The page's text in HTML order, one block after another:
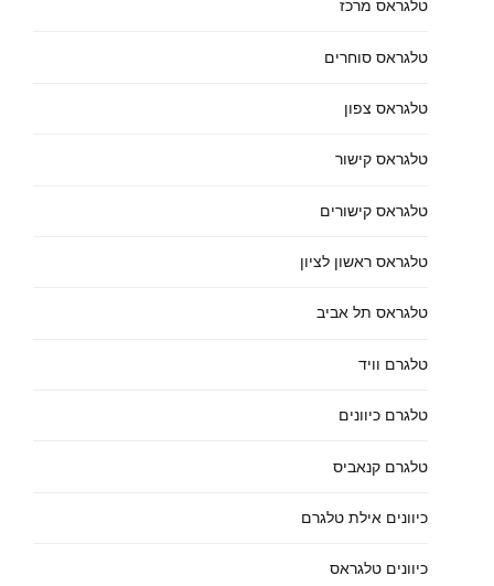
טלגראס מרכז
טלגראס סוחרים
טלגראס צפון
טלגראס קישור
טלגראס קישורים
טלגראס ראשון לציון
טלגראס תל אביב
טלגרם וויד
טלגרם כיוונים
טלגרם קנאביס
כיוונים אילת טלגרם
כיוונים טלגראס